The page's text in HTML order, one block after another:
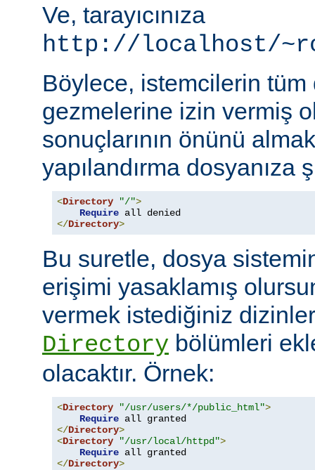
Ve, tarayıcınıza
http://localhost/
Böylece, istemcilerin
gezmelerine izin vermiş
sonuçlarının önünü
yapılandırma dosyanıza
<Directory "/">
Require
</Directory>
Bu suretle, dosya
erişimi yasaklamış
vermek istediğiniz
Directory bölümleri
olacaktır. Örnek:
<Directory "/usr/users/*/public_html">
Require
</Directory>
<Directory "/usr/local/httpd">
Require
</Directory>